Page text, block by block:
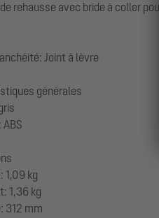
rehausse avec bride à coller
Joint à lèvre
générales
1,09 kg
1,36 kg
312 mm